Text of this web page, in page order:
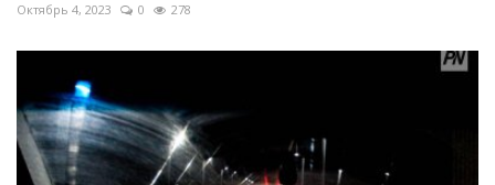
Октябрь 4, 2023 0 278